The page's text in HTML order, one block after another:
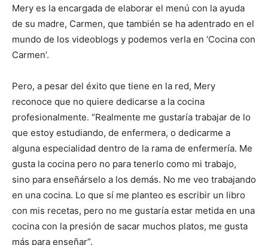
Mery es la encargada de elaborar el menú con la ayuda
de su madre, Carmen, que también se ha adentrado en el
mundo de los videoblogs y podemos verla en ‘Cocina con
Carmen’.
Pero, a pesar del éxito que tiene en la red, Mery
reconoce que no quiere dedicarse a la cocina
profesionalmente. “Realmente me gustaría trabajar de lo
que estoy estudiando, de enfermera, o dedicarme a
alguna especialidad dentro de la rama de enfermería. Me
gusta la cocina pero no para tenerlo como mi trabajo,
sino para enseñárselo a los demás. No me veo trabajando
en una cocina. Lo que sí me planteo es escribir un libro
con mis recetas, pero no me gustaría estar metida en una
cocina con la presión de sacar muchos platos, me gusta
más para enseñar”.